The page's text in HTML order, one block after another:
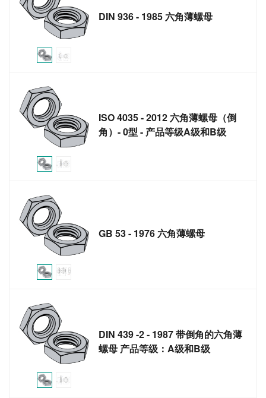
DIN 936 - 1985 六角薄螺母
ISO 4035 - 2012 六角薄螺母（倒
角）- 0型 - 产品等级A级和B级
GB 53 - 1976 六角薄螺母
DIN 439 -2 - 1987 带倒角的六角薄
螺母 产品等级：A级和B级